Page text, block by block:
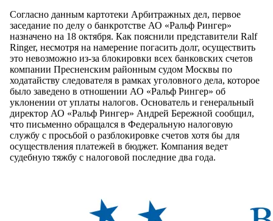
Согласно данным картотеки Арбитражных дел, первое
заседание по делу о банкротстве АО «Ральф Рингер»
назначено на 18 октября. Как пояснили представители Ralf
Ringer, несмотря на намерение погасить долг, осуществить
это невозможно из-за блокировки всех банковских счетов
компании Пресненским районным судом Москвы по
ходатайству следователя в рамках уголовного дела, которое
было заведено в отношении АО «Ральф Рингер» об
уклонении от уплаты налогов. Основатель и генеральный
директор АО «Ральф Рингер» Андрей Бережной сообщил,
что письменно обращался в Федеральную налоговую
службу с просьбой о разблокировке счетов хотя бы для
осуществления платежей в бюджет. Компания ведет
судебную тяжбу с налоговой последние два года.